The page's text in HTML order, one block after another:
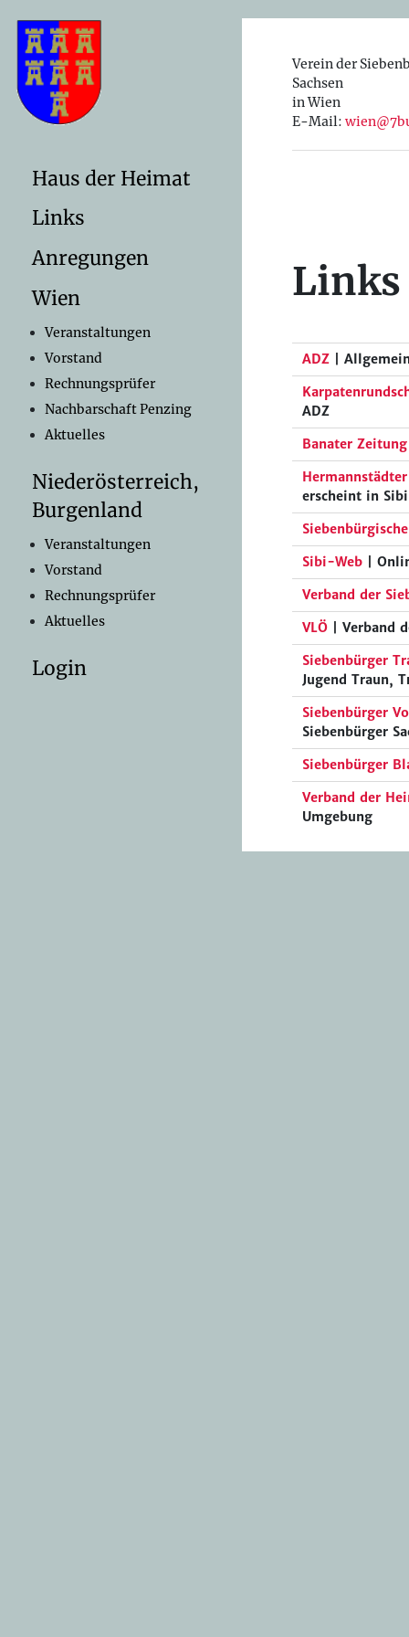
Haus der Heimat
Links
Anregungen
Wien
Veranstaltungen
Vorstand
Rechnungsprüfer
Nachbarschaft Penzing
Aktuelles
Niederösterreich,
Burgenland
Veranstaltungen
Vorstand
Rechnungsprüfer
Aktuelles
Login
Verein der
Sachsen
in Wien
E-Mail:
Links
ADZ
|
ADZ
Banater Zeitung
erscheint in
Sibi-Web|
Verband der
VLÖ| Verband
Siebenbürger
Jugend Traun,
Siebenbürger
Siebenbürger
Siebenbürger
Verband der
Umgebung